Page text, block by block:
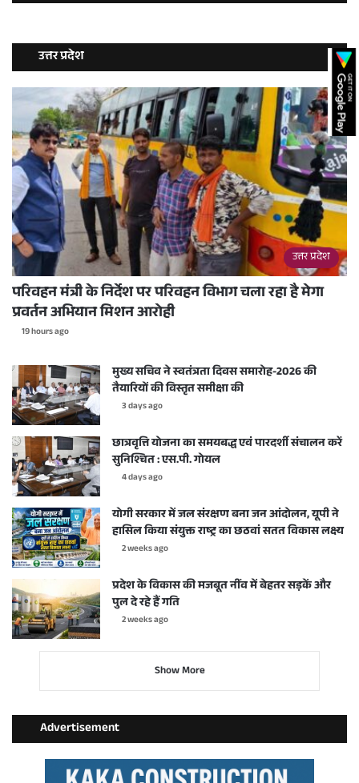
उत्तर प्रदेश
उत्तर प्रदेश
परिवहन मंत्री के निर्देश पर परिवहन विभाग चला रहा है मेगा
प्रवर्तन अभियान मिशन आरोही
19 hours ago
मुख्य सचिव ने स्वतंत्रता दिवस समारोह-2026 की
तैयारियों की विस्तृत समीक्षा की
3 days ago
छात्रवृत्ति योजना का समयबद्ध एवं पारदर्शी संचालन करें
सुनिश्चित : एस.पी. गोयल
4 days ago
योगी सरकार में जल संरक्षण बना जन आंदोलन, यूपी ने
हासिल किया संयुक्त राष्ट्र का छठवां सतत विकास लक्ष्य
2 weeks ago
प्रदेश के विकास की मजबूत नींव में बेहतर सड़कें और
पुल दे रहे हैं गति
2 weeks ago
Show More
Advertisement